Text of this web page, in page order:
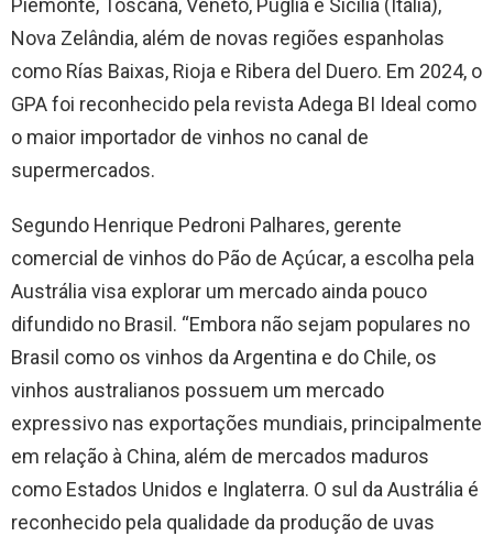
Piemonte, Toscana, Veneto, Puglia e Sicília (Itália),
Nova Zelândia, além de novas regiões espanholas
como Rías Baixas, Rioja e Ribera del Duero. Em 2024, o
GPA foi reconhecido pela revista Adega BI Ideal como
o maior importador de vinhos no canal de
supermercados.
Segundo Henrique Pedroni Palhares, gerente
comercial de vinhos do Pão de Açúcar, a escolha pela
Austrália visa explorar um mercado ainda pouco
difundido no Brasil. “Embora não sejam populares no
Brasil como os vinhos da Argentina e do Chile, os
vinhos australianos possuem um mercado
expressivo nas exportações mundiais, principalmente
em relação à China, além de mercados maduros
como Estados Unidos e Inglaterra. O sul da Austrália é
reconhecido pela qualidade da produção de uvas